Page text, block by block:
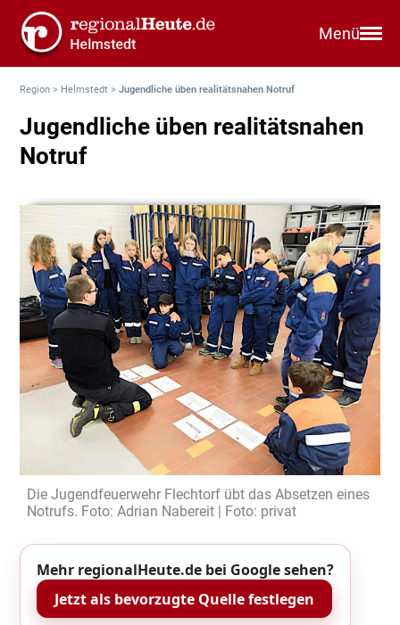
Menü
Region > Helmstedt >Jugendliche üben realitätsnahen Notruf
Jugendliche üben realitätsnahen
Notruf
Die Jugendfeuerwehr Flechtorf übt das Absetzen eines
Notrufs. Foto: Adrian Nabereit | Foto: privat
Mehr regionalHeute.de bei Google sehen?
Jetzt als bevorzugte Quelle festlegen